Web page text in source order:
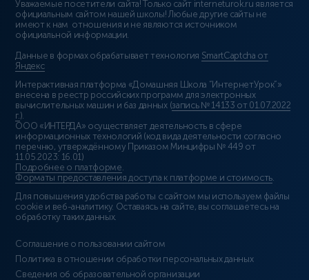
Уважаемые посетители сайта! Только сайт interneturok.ru является
официальным сайтом нашей школы! Любые другие сайты не
имеют к нам отношения и не являются источником
официальной информации.
Данные в формах обрабатывает технология SmartCaptcha от
Яндекс
Интерактивная платформа «Домашняя Школа “ИнтернетУрок”»
внесена в реестр российских программ для электронных
вычислительных машин и баз данных (запись № 14133 от 01.07.2022
г. ).
ООО «ИНТЕРДА» осуществляет деятельность в сфере
информационных технологий (код вида деятельности согласно
перечню, утверждённому Приказом Минцифры № 449 от
11.05.2023: 16.01)
Подробнее о платформе
Форматы предоставления доступа к платформе и стоимость
Для повышения удобства работы с сайтом мы используем файлы
cookie и веб-аналитику. Оставаясь на сайте, вы соглашаетесь на
обработку таких данных.
Соглашение о пользовании сайтом
Политика в отношении обработки персональных данных
Сведения об образовательной организации